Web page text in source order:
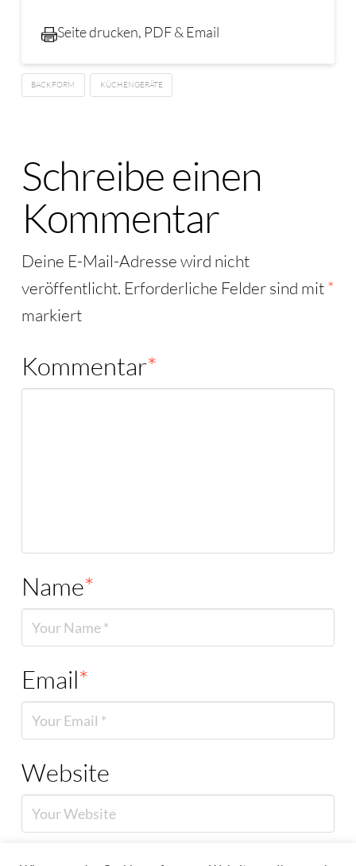
Seite drucken, PDF & Email
BACKFORM KÜCHENGERÄTE
Schreibe einen
Kommentar
Deine E-Mail-Adresse wird nicht
veröffentlicht. Erforderliche Felder sind mit*
markiert
Kommentar*
Name*
Email*
Website